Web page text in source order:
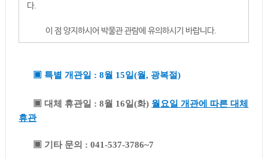
다.
이 점 양지하시어 박물관 관람에 유의하시기 바랍니다.
▣ 특별 개관일 : 8월 15일(월, 광복절)
▣ 대체 휴관일 : 8월 16일(화) 월요일 개관에 따른 대체
휴관
▣ 기타 문의 : 041-537-3786~7